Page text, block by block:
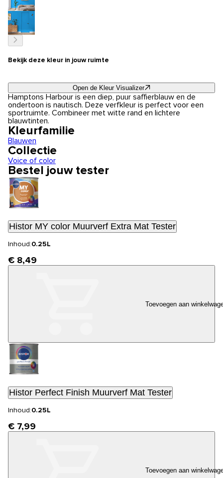
Bekijk deze kleur in jouw ruimte
Open de Kleur Visualizer
Hamptons Harbour is een diep, puur saffierblauw en de
ondertoon is nautisch. Deze verfkleur is perfect voor een
sportruimte. Combineer met witte rand en lichtere
blauwtinten.
Kleurfamilie
Blauwen
Collectie
Voice of color
Bestel jouw tester
Histor MY color Muurverf Extra Mat Tester
Inhoud:0.25L
€ 8,49
Toevoegen aan
Histor Perfect Finish Muurverf Mat Tester
Inhoud:0.25L
€ 7,99
Toevoegen aan